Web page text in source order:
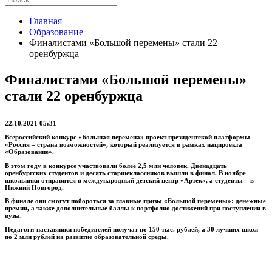
Главная
Образование
Финалистами «Большой перемены» стали 22
оренбуржца
Финалистами «Большой перемены»
стали 22 оренбуржца
22.10.2021 05:31
Всероссийский конкурс «Большая перемена» проект президентской платформы
«Россия – страна возможностей», который реализуется в рамках нацпроекта
«Образование».
В этом году в конкурсе участвовали более 2,5 млн человек. Двенадцать
оренбургских студентов и десять старшеклассников вышли в финал. В ноябре
школьники отправятся в международный детский центр «Артек», а студенты – в
Нижний Новгород.
В финале они смогут побороться за главные призы «Большой перемены»: денежные
премии, а также дополнительные баллы к портфолио достижений при поступлении в
вузы.
Педагоги-наставники победителей получат по 150 тыс. рублей, а 30 лучших школ –
по 2 млн рублей на развитие образовательной среды.